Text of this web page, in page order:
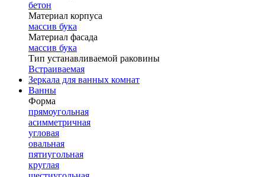
бетон
Материал корпуса
массив бука
Материал фасада
массив бука
Тип устанавливаемой раковины
Встраиваемая
Зеркала для ванных комнат
Ванны
Форма
прямоугольная
асимметричная
угловая
овальная
пятиугольная
круглая